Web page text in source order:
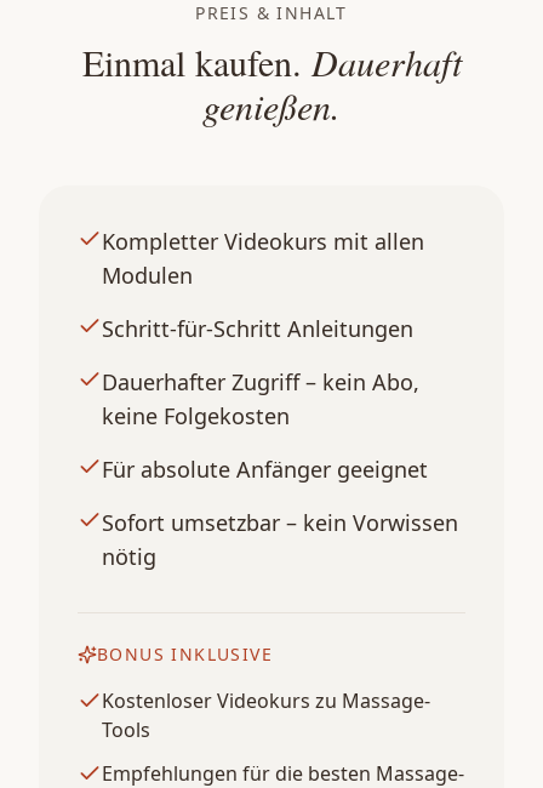
PREIS & INHALT
Einmal kaufen. Dauerhaft
genießen.
Kompletter Videokurs mit allen
Modulen
Schritt-für-Schritt Anleitungen
Dauerhafter Zugriff – kein Abo,
keine Folgekosten
Für absolute Anfänger geeignet
Sofort umsetzbar – kein Vorwissen
nötig
BONUS INKLUSIVE
Kostenloser Videokurs zu Massage-
Tools
Empfehlungen für die besten Massage-